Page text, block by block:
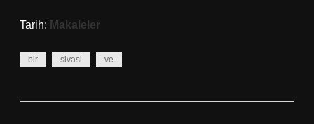
Tarih: Makaleler
bir sivasl ve